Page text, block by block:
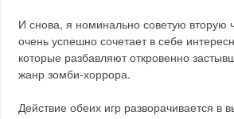
И снова, я номинально советую вторую
очень успешно сочетает в себе
которые разбавляют откровенно
жанр зомби-хоррора.
Действие обеих игр разворачивается